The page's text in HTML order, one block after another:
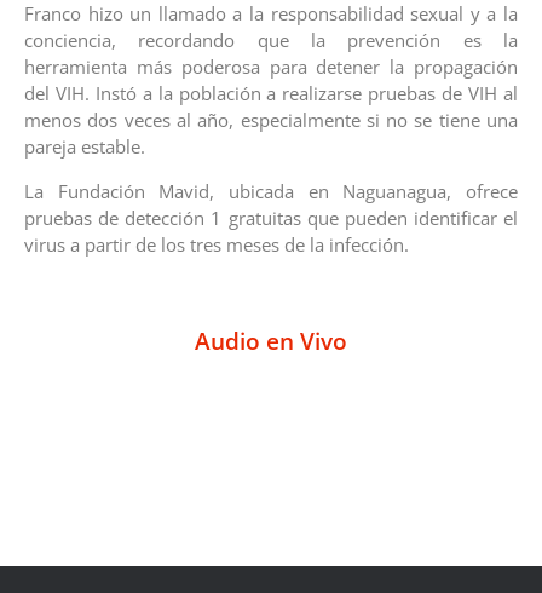
Franco hizo un llamado a la responsabilidad sexual y a la
conciencia, recordando que la prevención es la
herramienta más poderosa para detener la propagación
del VIH. Instó a la población a realizarse pruebas de VIH al
menos dos veces al año, especialmente si no se tiene una
pareja estable.
La Fundación Mavid, ubicada en Naguanagua, ofrece
pruebas de detección 1 gratuitas que pueden identificar el
virus a partir de los tres meses de la infección.
Audio en Vivo